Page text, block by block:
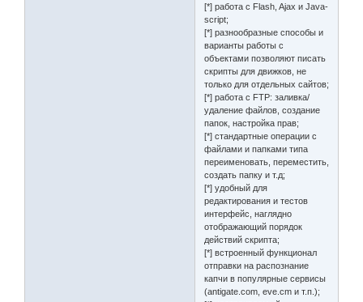
[*] работа с Flash, Ajax и Java-
script;
[*] разнообразные способы и
варианты работы с
объектами позволяют писать
скрипты для движков, не
только для отдельных сайтов;
[*] работа с FTP: заливка/
удаление файлов, создание
папок, настройка прав;
[*] стандартные операции с
файлами и папками типа
переименовать, переместить,
создать папку и т.д;
[*] удобный для
редактирования и тестов
интерфейс, наглядно
отображающий порядок
действий скрипта;
[*] встроенный функционал
отправки на распознание
капчи в популярные сервисы
(antigate.com, eve.cm и т.п.);